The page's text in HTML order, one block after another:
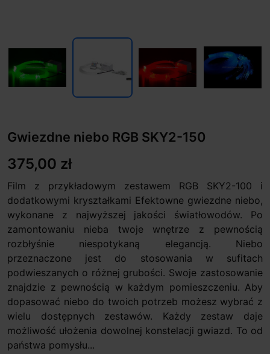
Gwiezdne niebo RGB SKY2-150
375,00 zł
Film z przykładowym zestawem RGB SKY2-100 i
dodatkowymi kryształkami Efektowne gwiezdne niebo,
wykonane z najwyższej jakości światłowodów. Po
zamontowaniu nieba twoje wnętrze z pewnością
rozbłyśnie niespotykaną elegancją. Niebo
przeznaczone jest do stosowania w sufitach
podwieszanych o różnej grubości. Swoje zastosowanie
znajdzie z pewnością w każdym pomieszczeniu. Aby
dopasować niebo do twoich potrzeb możesz wybrać z
wielu dostępnych zestawów. Każdy zestaw daje
możliwość ułożenia dowolnej konstelacji gwiazd. To od
państwa pomysłu...